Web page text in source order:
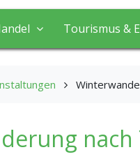
Tourismus &